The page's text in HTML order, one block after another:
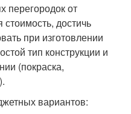
перегородок от
стоимость, достичь
при изготовлении
тип конструкции и
(покраска,
вариантов: